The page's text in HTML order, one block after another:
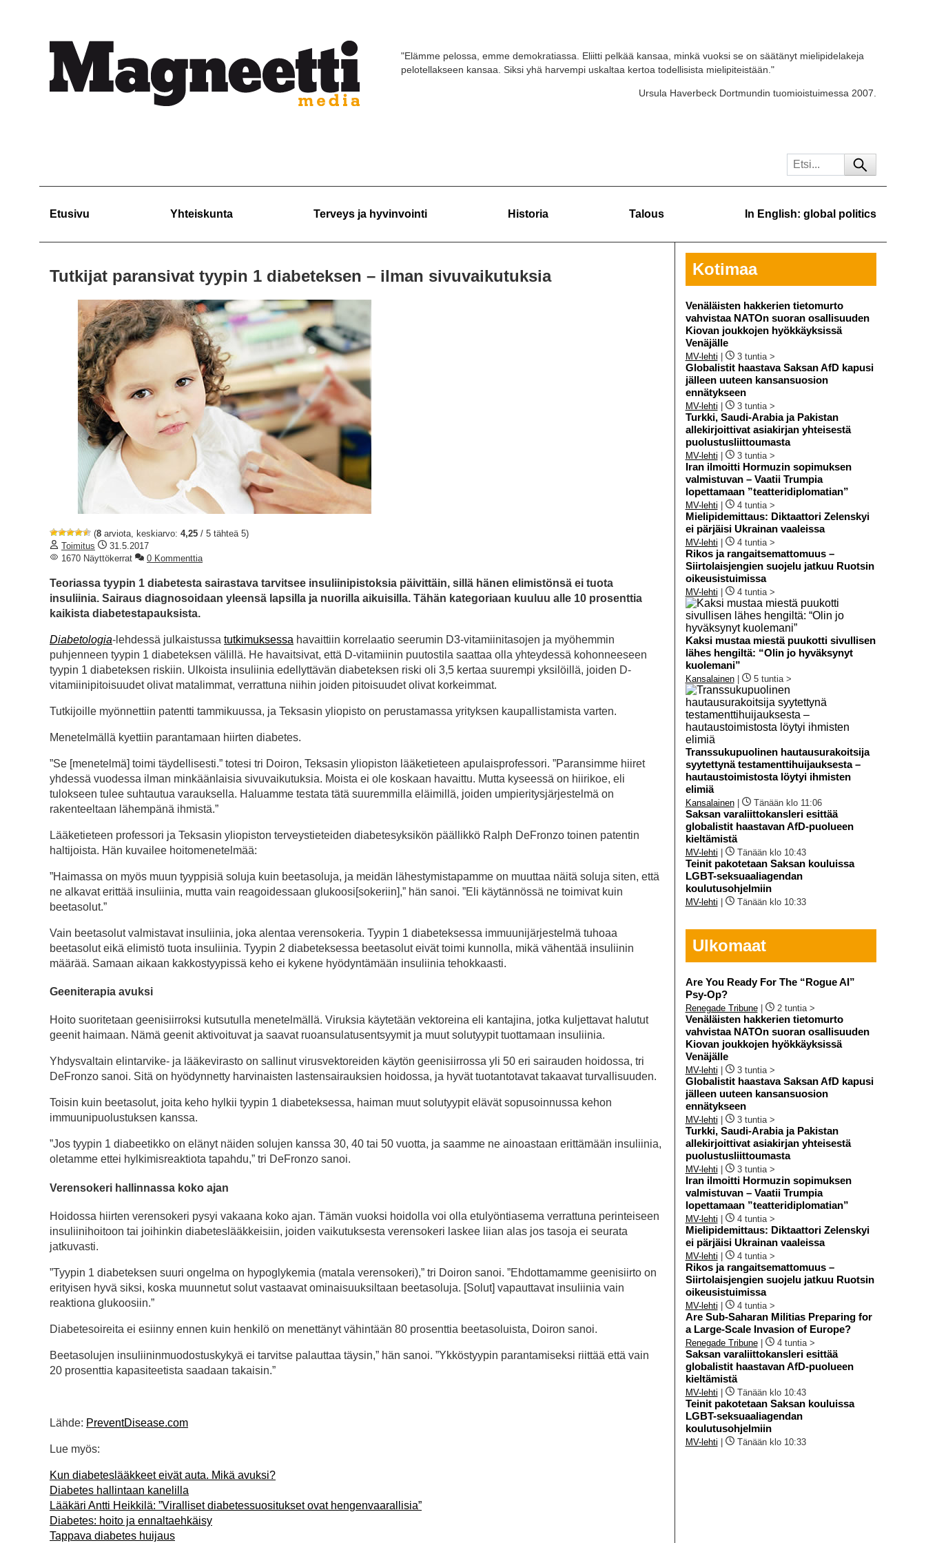
"Elämme pelossa, emme demokratiassa. Eliitti pelkää kansaa, minkä vuoksi se on säätänyt mielipidelakeja
pelotellakseen kansaa. Siksi yhä harvempi uskaltaa kertoa todellisista mielipiteistään."
Ursula Haverbeck Dortmundin tuomioistuimessa 2007.
Etusivu Yhteiskunta Terveys ja hyvinvointi Historia Talous In English: global politics
Tutkijat paransivat tyypin 1 diabeteksen – ilman sivuvaikutuksia
(8 arviota, keskiarvo: 4,25 / 5 tähteä 5)
Toimitus
31.5.2017
1670 Näyttökerrat
0 Kommenttia
Teoriassa tyypin 1 diabetesta sairastava tarvitsee insuliinipistoksia päivittäin, sillä hänen elimistönsä ei tuota
insuliinia. Sairaus diagnosoidaan yleensä lapsilla ja nuorilla aikuisilla. Tähän kategoriaan kuuluu alle 10 prosenttia
kaikista diabetestapauksista.
Diabetologia-lehdessä julkaistussa tutkimuksessa havaittiin korrelaatio seerumin D3-vitamiinitasojen ja myöhemmin
puhjenneen tyypin 1 diabeteksen välillä. He havaitsivat, että D-vitamiinin puutostila saattaa olla yhteydessä kohonneeseen
tyypin 1 diabeteksen riskiin. Ulkoista insuliinia edellyttävän diabeteksen riski oli 3,5 kertaa suurempi yksilöillä, joiden D-
vitamiinipitoisuudet olivat matalimmat, verrattuna niihin joiden pitoisuudet olivat korkeimmat.
Tutkijoille myönnettiin patentti tammikuussa, ja Teksasin yliopisto on perustamassa yrityksen kaupallistamista varten.
Menetelmällä kyettiin parantamaan hiirten diabetes.
”Se [menetelmä] toimi täydellisesti.” totesi tri Doiron, Teksasin yliopiston lääketieteen apulaisprofessori. ”Paransimme hiiret
yhdessä vuodessa ilman minkäänlaisia sivuvaikutuksia. Moista ei ole koskaan havaittu. Mutta kyseessä on hiirikoe, eli
tulokseen tulee suhtautua varauksella. Haluamme testata tätä suuremmilla eläimillä, joiden umpieritysjärjestelmä on
rakenteeltaan lähempänä ihmistä.”
Lääketieteen professori ja Teksasin yliopiston terveystieteiden diabetesyksikön päällikkö Ralph DeFronzo toinen patentin
haltijoista. Hän kuvailee hoitomenetelmää:
”Haimassa on myös muun tyyppisiä soluja kuin beetasoluja, ja meidän lähestymistapamme on muuttaa näitä soluja siten, että
ne alkavat erittää insuliinia, mutta vain reagoidessaan glukoosi[sokeriin],” hän sanoi. ”Eli käytännössä ne toimivat kuin
beetasolut.”
Vain beetasolut valmistavat insuliinia, joka alentaa verensokeria. Tyypin 1 diabeteksessa immuunijärjestelmä tuhoaa
beetasolut eikä elimistö tuota insuliinia. Tyypin 2 diabeteksessa beetasolut eivät toimi kunnolla, mikä vähentää insuliinin
määrää. Samaan aikaan kakkostyypissä keho ei kykene hyödyntämään insuliinia tehokkaasti.
Geeniterapia avuksi
Hoito suoritetaan geenisiirroksi kutsutulla menetelmällä. Viruksia käytetään vektoreina eli kantajina, jotka kuljettavat halutut
geenit haimaan. Nämä geenit aktivoituvat ja saavat ruoansulatusentsyymit ja muut solutyypit tuottamaan insuliinia.
Yhdysvaltain elintarvike- ja lääkevirasto on sallinut virusvektoreiden käytön geenisiirrossa yli 50 eri sairauden hoidossa, tri
DeFronzo sanoi. Sitä on hyödynnetty harvinaisten lastensairauksien hoidossa, ja hyvät tuotantotavat takaavat turvallisuuden.
Toisin kuin beetasolut, joita keho hylkii tyypin 1 diabeteksessa, haiman muut solutyypit elävät sopusoinnussa kehon
immuunipuolustuksen kanssa.
”Jos tyypin 1 diabeetikko on elänyt näiden solujen kanssa 30, 40 tai 50 vuotta, ja saamme ne ainoastaan erittämään insuliinia,
oletamme ettei hylkimisreaktiota tapahdu,” tri DeFronzo sanoi.
Verensokeri hallinnassa koko ajan
Hoidossa hiirten verensokeri pysyi vakaana koko ajan. Tämän vuoksi hoidolla voi olla etulyöntiasema verrattuna perinteiseen
insuliinihoitoon tai joihinkin diabeteslääkkeisiin, joiden vaikutuksesta verensokeri laskee liian alas jos tasoja ei seurata
jatkuvasti.
”Tyypin 1 diabeteksen suuri ongelma on hypoglykemia (matala verensokeri),” tri Doiron sanoi. ”Ehdottamamme geenisiirto on
erityisen hyvä siksi, koska muunnetut solut vastaavat ominaisuuksiltaan beetasoluja. [Solut] vapauttavat insuliinia vain
reaktiona glukoosiin.”
Diabetesoireita ei esiinny ennen kuin henkilö on menettänyt vähintään 80 prosenttia beetasoluista, Doiron sanoi.
Beetasolujen insuliininmuodostuskykyä ei tarvitse palauttaa täysin,” hän sanoi. ”Ykköstyypin parantamiseksi riittää että vain
20 prosenttia kapasiteetista saadaan takaisin.”
Lähde: PreventDisease.com
Lue myös:
Kun diabeteslääkkeet eivät auta. Mikä avuksi?
Diabetes hallintaan kanelilla
Lääkäri Antti Heikkilä: ”Viralliset diabetessuositukset ovat hengenvaarallisia”
Diabetes: hoito ja ennaltaehkäisy
Tappava diabetes huijaus
Kotimaa
Venäläisten hakkerien tietomurto
vahvistaa NATOn suoran osallisuuden
Kiovan joukkojen hyökkäyksissä
Venäjälle
MV-lehti 3 tuntia >
Globalistit haastava Saksan AfD kapusi
jälleen uuteen kansansuosion
ennätykseen
MV-lehti 3 tuntia >
Turkki, Saudi-Arabia ja Pakistan
allekirjoittivat asiakirjan yhteisestä
puolustusliittoumasta
MV-lehti 3 tuntia >
Iran ilmoitti Hormuzin sopimuksen
valmistuvan – Vaatii Trumpia
lopettamaan ”teatteridiplomatian”
MV-lehti 4 tuntia >
Mielipidemittaus: Diktaattori Zelenskyi
ei pärjäisi Ukrainan vaaleissa
MV-lehti 4 tuntia >
Rikos ja rangaitsemattomuus –
Siirtolaisjengien suojelu jatkuu Ruotsin
oikeusistuimissa
MV-lehti 4 tuntia >
Kaksi mustaa miestä puukotti sivullisen
lähes hengiltä: “Olin jo hyväksynyt
kuolemani”
Kansalainen| 5 tuntia >
Transsukupuolinen hautausurakoitsija
syytettynä testamenttihuijauksesta –
hautaustoimistosta löytyi ihmisten
elimiä
Kansalainen| Tänään klo 11:06
Saksan varaliittokansleri esittää
globalistit haastavan AfD-puolueen
kieltämistä
MV-lehti Tänään klo 10:43
Teinit pakotetaan Saksan kouluissa
LGBT-seksuaaliagendan
koulutusohjelmiin
MV-lehti Tänään klo 10:33
Ulkomaat
Are You Ready For The “Rogue AI”
Psy-Op?
Renegade Tribune| 2 tuntia >
Venäläisten hakkerien tietomurto
vahvistaa NATOn suoran osallisuuden
Kiovan joukkojen hyökkäyksissä
Venäjälle
MV-lehti 3 tuntia >
Globalistit haastava Saksan AfD kapusi
jälleen uuteen kansansuosion
ennätykseen
MV-lehti 3 tuntia >
Turkki, Saudi-Arabia ja Pakistan
allekirjoittivat asiakirjan yhteisestä
puolustusliittoumasta
MV-lehti 3 tuntia >
Iran ilmoitti Hormuzin sopimuksen
valmistuvan – Vaatii Trumpia
lopettamaan ”teatteridiplomatian”
MV-lehti 4 tuntia >
Mielipidemittaus: Diktaattori Zelenskyi
ei pärjäisi Ukrainan vaaleissa
MV-lehti 4 tuntia >
Rikos ja rangaitsemattomuus –
Siirtolaisjengien suojelu jatkuu Ruotsin
oikeusistuimissa
MV-lehti 4 tuntia >
Are Sub-Saharan Militias Preparing for
a Large-Scale Invasion of Europe?
Renegade Tribune| 4 tuntia >
Saksan varaliittokansleri esittää
globalistit haastavan AfD-puolueen
kieltämistä
MV-lehti Tänään klo 10:43
Teinit pakotetaan Saksan kouluissa
LGBT-seksuaaliagendan
koulutusohjelmiin
MV-lehti Tänään klo 10:33